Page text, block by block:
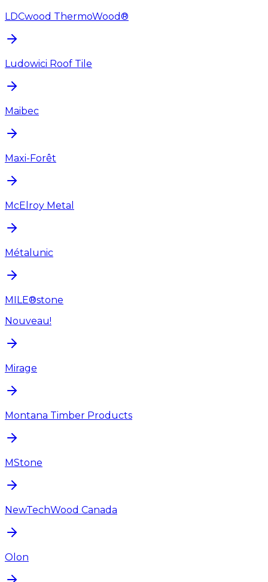
LDCwood ThermoWood®
Ludowici Roof Tile
Maibec
Maxi-Forêt
McElroy Metal
Métalunic
MILE®stone
Nouveau!
Mirage
Montana Timber Products
MStone
NewTechWood Canada
Olon